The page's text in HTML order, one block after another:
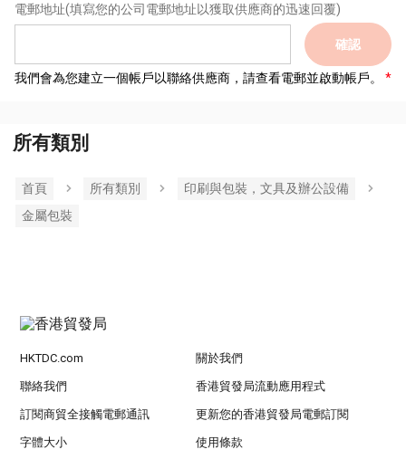
電郵地址(填寫您的公司電郵地址以獲取供應商的迅速回覆)
確認
我們會為您建立一個帳戶以聯絡供應商，請查看電郵並啟動帳戶。
所有類別
首頁 所有類別
印刷與包裝，文具及辦公設備
金屬包裝
HKTDC.com 關於我們
聯絡我們 香港貿發局流動應用程式
訂閱商貿全接觸電郵通訊 更新您的香港貿發局電郵訂閱
字體大小 使用條款